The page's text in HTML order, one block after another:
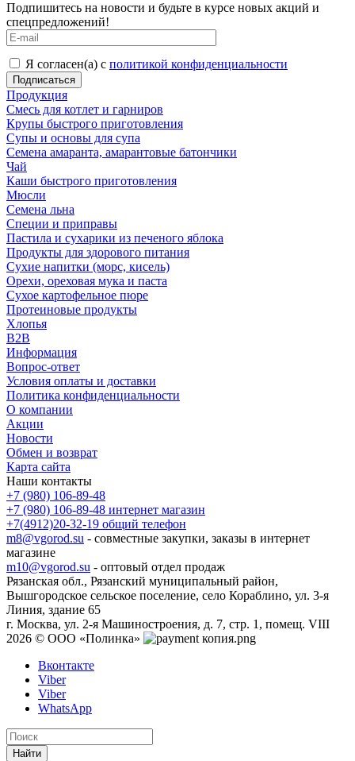
Подпишитесь на новости и будьте в курсе новых акций и
спецпредложений!
Я согласен(а) с политикой конфиденциальности
Продукция
Смесь для котлет и гарниров
Крупы быстрого приготовления
Супы и основы для супа
Семена амаранта, амарантовые батончики
Чай
Каши быстрого приготовления
Мюсли
Семена льна
Специи и приправы
Пастила и сухарики из печеного яблока
Продукты для здорового питания
Сухие напитки (морс, кисель)
Орехи, ореховая мука и паста
Сухое картофельное пюре
Протеиновые продукты
Хлопья
B2B
Информация
Вопрос-ответ
Условия оплаты и доставки
Политика конфиденциальности
О компании
Акции
Новости
Обмен и возврат
Карта сайта
Наши контакты
+7 (980) 106-89-48
+7 (980) 106-89-48 интернет магазин
+7(4912)20-32-19 общий телефон
m8@vgorod.su - совместные закупки, заказы в интернет
магазине
m10@vgorod.su - оптовый отдел продаж
Рязанская обл., Рязанский муниципальный район,
Вышгородское сельское поселение, село Кораблино, ул. 3-я
Линия, здание 65
г. Москва, ул. 2-я Машиностроения, д. 7, стр. 1, помещ. VIII
2026 © ООО «Полинка»
Вконтакте
Viber
Viber
WhatsApp
Найти